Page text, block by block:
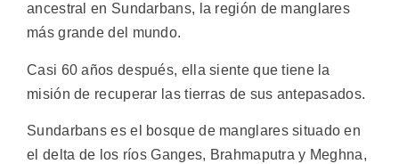
ancestral en Sundarbans, la región de manglares
más grande del mundo.
Casi 60 años después, ella siente que tiene la
misión de recuperar las tierras de sus antepasados.
Sundarbans es el bosque de manglares situado en
el delta de los ríos Ganges, Brahmaputra y Meghna,